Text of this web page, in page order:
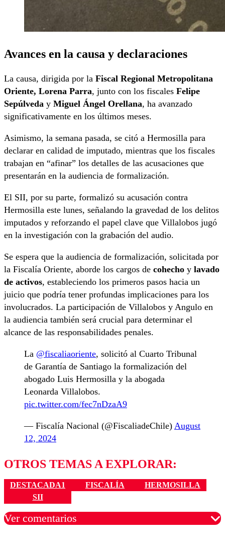
Avances en la causa y declaraciones
La causa, dirigida por la Fiscal Regional Metropolitana
Oriente, Lorena Parra, junto con los fiscales Felipe
Sepúlveda y Miguel Ángel Orellana, ha avanzado
significativamente en los últimos meses.
Asimismo, la semana pasada, se citó a Hermosilla para
declarar en calidad de imputado, mientras que los fiscales
trabajan en “afinar” los detalles de las acusaciones que
presentarán en la audiencia de formalización.
El SII, por su parte, formalizó su acusación contra
Hermosilla este lunes, señalando la gravedad de los delitos
imputados y reforzando el papel clave que Villalobos jugó
en la investigación con la grabación del audio.
Se espera que la audiencia de formalización, solicitada por
la Fiscalía Oriente, aborde los cargos de cohecho y lavado
de activos, estableciendo los primeros pasos hacia un
juicio que podría tener profundas implicaciones para los
involucrados. La participación de Villalobos y Angulo en
la audiencia también será crucial para determinar el
alcance de las responsabilidades penales.
La @fiscaliaoriente, solicitó al Cuarto Tribunal
de Garantía de Santiago la formalización del
abogado Luis Hermosilla y la abogada
Leonarda Villalobos.
pic.twitter.com/fec7nDzaA9
— Fiscalía Nacional (@FiscaliadeChile) August
12, 2024
OTROS TEMAS A EXPLORAR:
DESTACADA1 FISCALÍA
HERMOSILLA
SII
Ver comentarios